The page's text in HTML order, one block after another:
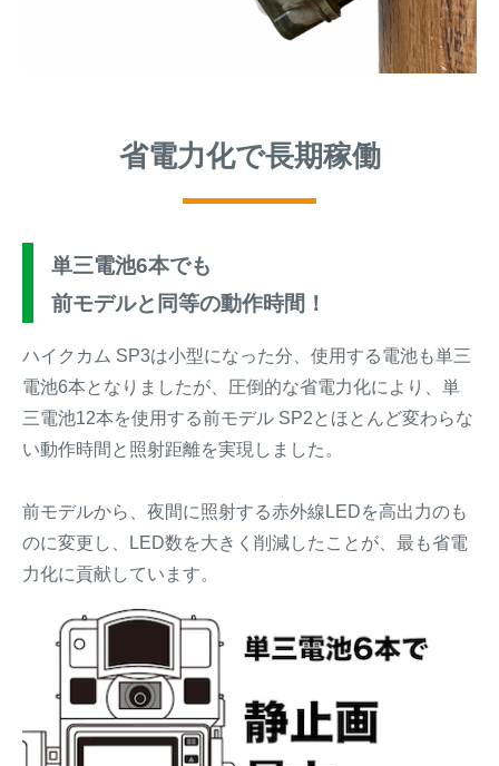
省電力化で長期稼働
単三電池6本でも
前モデルと同等の動作時間！
ハイクカム SP3は小型になった分、使用する電池も単三
電池6本となりましたが、圧倒的な省電力化により、単
三電池12本を使用する前モデル SP2とほとんど変わらな
い動作時間と照射距離を実現しました。
前モデルから、夜間に照射する赤外線LEDを高出力のも
のに変更し、LED数を大きく削減したことが、最も省電
力化に貢献しています。